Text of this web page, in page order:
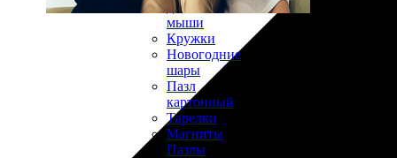
для
мыши
Кружки
Новогодние
шары
Пазл
картонный
Тарелки
Магниты
Пазлы